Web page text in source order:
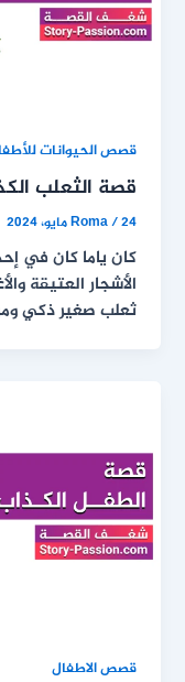
قصص الحيوانات
قصة الثعلب
Roma/24 مايو، 2024
كان ياما كان في
الأشجار العتيقة
ثعلب صغير ذكي
قصص الاطفال